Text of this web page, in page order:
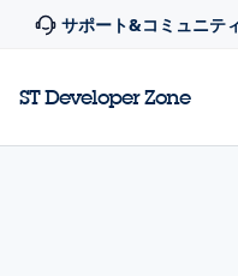
サポート&コミュニテ
ST Developer Zone